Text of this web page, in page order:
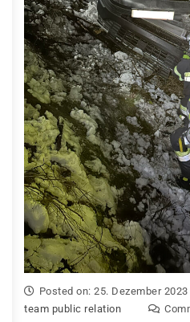
Posted on: 25. Dezember 2023
team public relation